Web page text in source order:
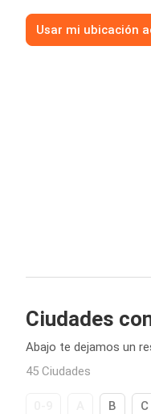
Usar mi ubicación
Ciudades
Abajo te dejamos un
45 Ciudades
B C